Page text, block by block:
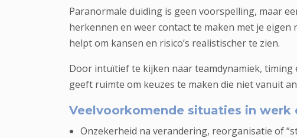
Paranormale duiding is geen voorspelling, maar
herkennen en weer contact te maken met je
helpt om kansen en risico’s realistischer te zien.
Door intuïtief te kijken naar teamdynamiek,
geeft ruimte om keuzes te maken die niet vanuit
Veelvoorkomende situaties in werk
Onzekerheid na verandering, reorganisatie of